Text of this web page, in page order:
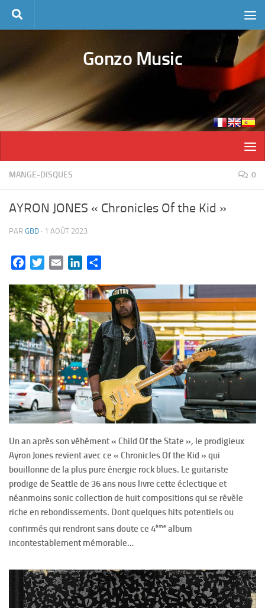
Skip to content
Gonzo Music
MANGE-DISQUES 0
AYRON JONES « Chronicles Of the Kid »
PAR GBD · 1 AOÛT 2023
FacebookTwitterEmail LinkedIn
Un an après son véhément « Child Of the State », le prodigieux
Ayron Jones revient avec ce « Chronicles Of the Kid » qui
bouillonne de la plus pure énergie rock blues. Le guitariste
prodige de Seattle de 36 ans nous livre cette éclectique et
néanmoins sonic collection de huit compositions qui se révèle
riche en rebondissements. Dont quelques hits potentiels ou
confirmés qui rendront sans doute ce 4ème album
incontestablement mémorable…